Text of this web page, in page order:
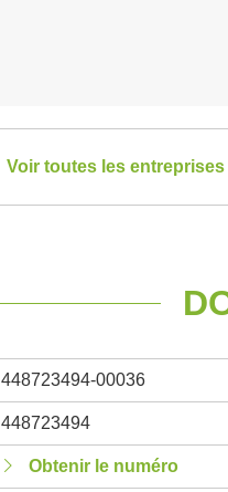
Voir toutes les
448723494-00036
448723494
Obtenir le numéro